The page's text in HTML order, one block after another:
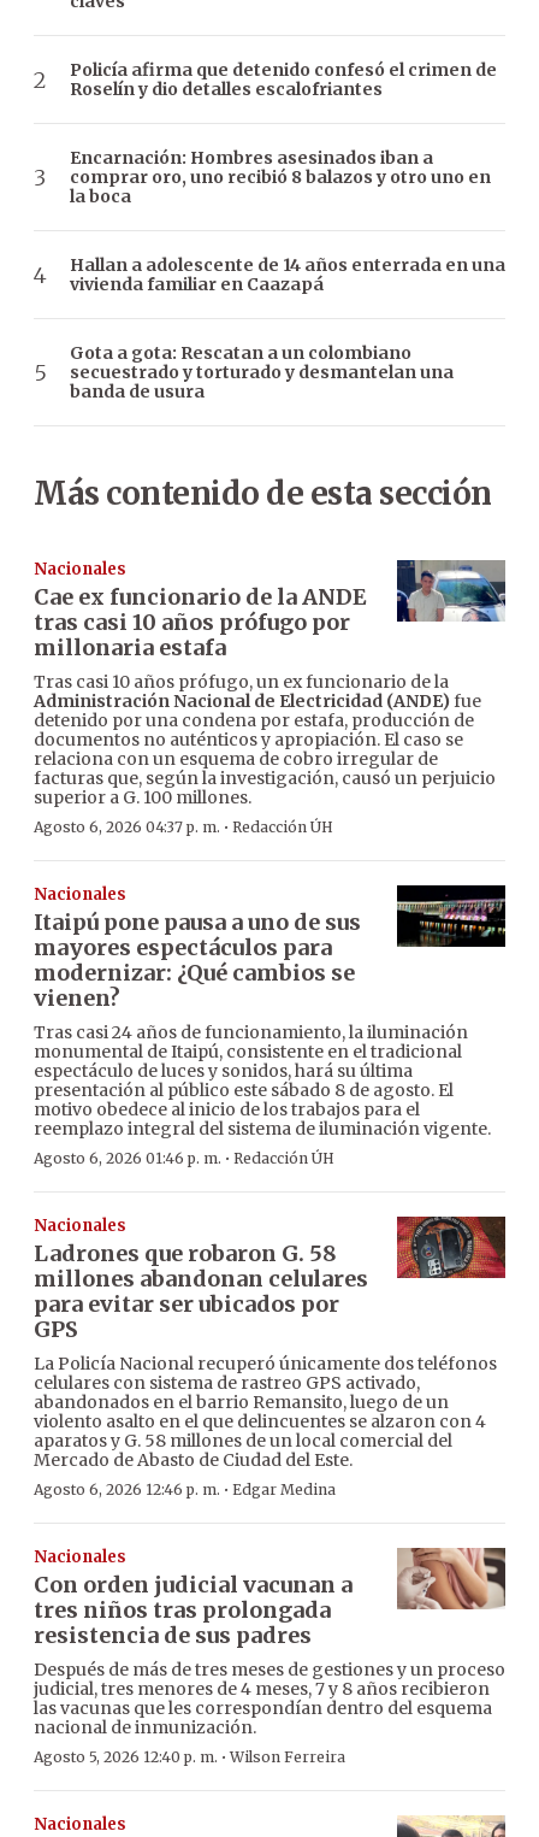
Policía afirma que detenido confesó el crimen de
Roselín y dio detalles escalofriantes
Encarnación: Hombres asesinados iban a
comprar oro, uno recibió 8 balazos y otro uno en
la boca
Hallan a adolescente de 14 años enterrada en una
vivienda familiar en Caazapá
Gota a gota: Rescatan a un colombiano
secuestrado y torturado y desmantelan una
banda de usura
Más contenido de esta sección
Nacionales
Cae ex funcionario de la ANDE
tras casi 10 años prófugo por
millonaria estafa
Tras casi 10 años prófugo, un ex funcionario de la
Administración Nacional de Electricidad (ANDE)fue
detenido por una condena por estafa, producción de
documentos no auténticos y apropiación. El caso se
relaciona con un esquema de cobro irregular de
facturas que, según la investigación, causó un perjuicio
superior a G. 100 millones.
Agosto 6, 2026 04:37 p. m. · Redacción ÚH
Nacionales
Itaipú pone pausa a uno de sus
mayores espectáculos para
modernizar: ¿Qué cambios se
vienen?
Tras casi 24 años de funcionamiento, la iluminación
monumental de Itaipú, consistente en el tradicional
espectáculo de luces y sonidos, hará su última
presentación al público este sábado 8 de agosto. El
motivo obedece al inicio de los trabajos para el
reemplazo integral del sistema de iluminación vigente.
Agosto 6, 2026 01:46 p. m. · Redacción ÚH
Nacionales
Ladrones que robaron G. 58
millones abandonan celulares
para evitar ser ubicados por
GPS
La Policía Nacional recuperó únicamente dos teléfonos
celulares con sistema de rastreo GPS activado,
abandonados en el barrio Remansito, luego de un
violento asalto en el que delincuentes se alzaron con 4
aparatos y G. 58 millones de un local comercial del
Mercado de Abasto de Ciudad del Este.
Agosto 6, 2026 12:46 p. m. · Edgar Medina
Nacionales
Con orden judicial vacunan a
tres niños tras prolongada
resistencia de sus padres
Después de más de tres meses de gestiones y un proceso
judicial, tres menores de 4 meses, 7 y 8 años recibieron
las vacunas que les correspondían dentro del esquema
nacional de inmunización.
Agosto 5, 2026 12:40 p. m. ·Wilson Ferreira
Nacionales